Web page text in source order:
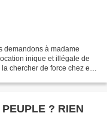
demandons à madame
inique et illégale de
chercher de force chez elle
? RIEN